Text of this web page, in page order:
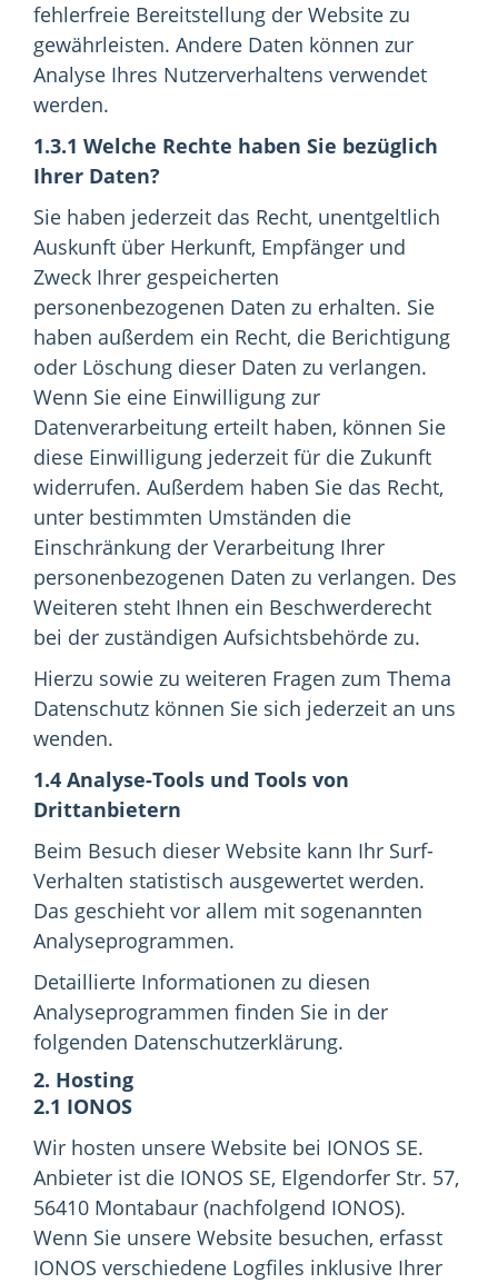
fehlerfreie Bereitstellung der Website zu
gewährleisten. Andere Daten können zur
Analyse Ihres Nutzerverhaltens verwendet
werden.
1.3.1 Welche Rechte haben Sie bezüglich
Ihrer Daten?
Sie haben jederzeit das Recht, unentgeltlich
Auskunft über Herkunft, Empfänger und
Zweck Ihrer gespeicherten
personenbezogenen Daten zu erhalten. Sie
haben außerdem ein Recht, die Berichtigung
oder Löschung dieser Daten zu verlangen.
Wenn Sie eine Einwilligung zur
Datenverarbeitung erteilt haben, können Sie
diese Einwilligung jederzeit für die Zukunft
widerrufen. Außerdem haben Sie das Recht,
unter bestimmten Umständen die
Einschränkung der Verarbeitung Ihrer
personenbezogenen Daten zu verlangen. Des
Weiteren steht Ihnen ein Beschwerderecht
bei der zuständigen Aufsichtsbehörde zu.
Hierzu sowie zu weiteren Fragen zum Thema
Datenschutz können Sie sich jederzeit an uns
wenden.
1.4 Analyse-Tools und Tools von
Drittanbietern
Beim Besuch dieser Website kann Ihr Surf-
Verhalten statistisch ausgewertet werden.
Das geschieht vor allem mit sogenannten
Analyseprogrammen.
Detaillierte Informationen zu diesen
Analyseprogrammen finden Sie in der
folgenden Datenschutzerklärung.
2. Hosting
2.1 IONOS
Wir hosten unsere Website bei IONOS SE.
Anbieter ist die IONOS SE, Elgendorfer Str. 57,
56410 Montabaur (nachfolgend IONOS).
Wenn Sie unsere Website besuchen, erfasst
IONOS verschiedene Logfiles inklusive Ihrer